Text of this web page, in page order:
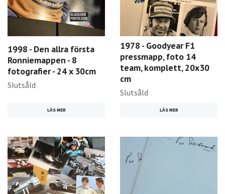
1998 - Den allra första
Ronniemappen - 8
fotografier - 24 x 30cm
Slutsåld
LÄS MER
1978 - Goodyear F1
pressmapp, foto 14
team, komplett, 20x30
cm
Slutsåld
LÄS MER